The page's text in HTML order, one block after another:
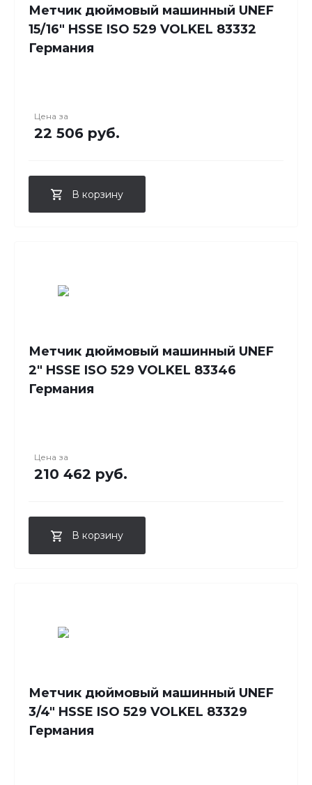
Метчик дюймовый машинный UNEF
15/16" HSSE ISO 529 VOLKEL 83332
Германия
Цена за
22 506 руб.
В корзину
Метчик дюймовый машинный UNEF
2" HSSE ISO 529 VOLKEL 83346
Германия
Цена за
210 462 руб.
В корзину
Метчик дюймовый машинный UNEF
3/4" HSSE ISO 529 VOLKEL 83329
Германия